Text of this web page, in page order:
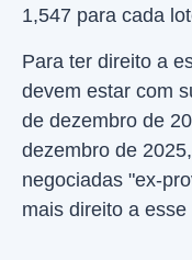
1,547 para cada
Para ter direito a
devem estar com
de dezembro de
dezembro de
negociadas "ex-
mais direito a